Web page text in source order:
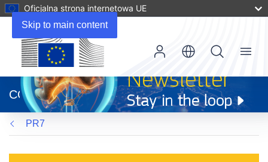
Skip to main content
Oficjalna strona internetowa UE
otworzy
się
w
nowym
oknie)
CORDIS
Menu
PR7